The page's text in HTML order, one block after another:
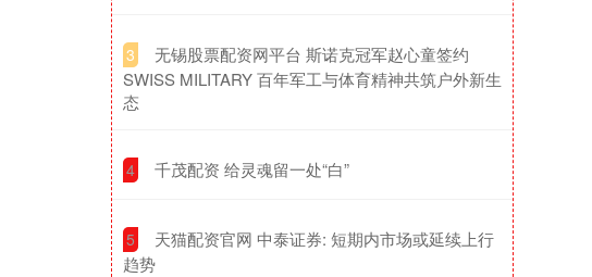
3
​无锡股票配资网平台 斯诺克冠军赵心童签约
SWISS MILITARY 百年军工与体育精神共筑户外新生
态
4 ​千茂配资 给灵魂留一处“白”
5
​天猫配资官网 中泰证券: 短期内市场或延续上行
趋势